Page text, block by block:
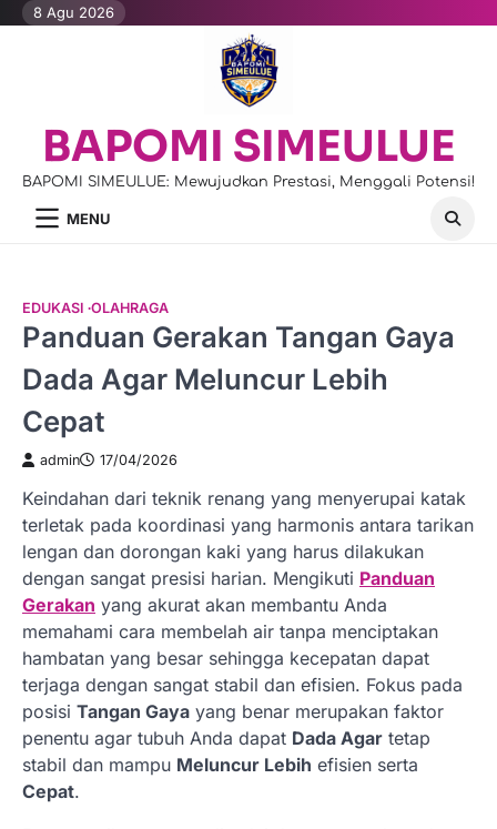
Skip8 Agu 2026
BAPOMI SIMEULUE
BAPOMI SIMEULUE: Mewujudkan Prestasi, Menggali Potensi!
MENU
EDUKASI OLAHRAGA
Panduan Gerakan Tangan Gaya
Dada Agar Meluncur Lebih
Cepat
admin 17/04/2026
Keindahan dari teknik renang yang menyerupai katak
terletak pada koordinasi yang harmonis antara tarikan
lengan dan dorongan kaki yang harus dilakukan
dengan sangat presisi harian. Mengikuti Panduan
Gerakan yang akurat akan membantu Anda
memahami cara membelah air tanpa menciptakan
hambatan yang besar sehingga kecepatan dapat
terjaga dengan sangat stabil dan efisien. Fokus pada
posisi Tangan Gaya yang benar merupakan faktor
penentu agar tubuh Anda dapat Dada Agar tetap
stabil dan mampu Meluncur Lebih efisien serta
Cepat.